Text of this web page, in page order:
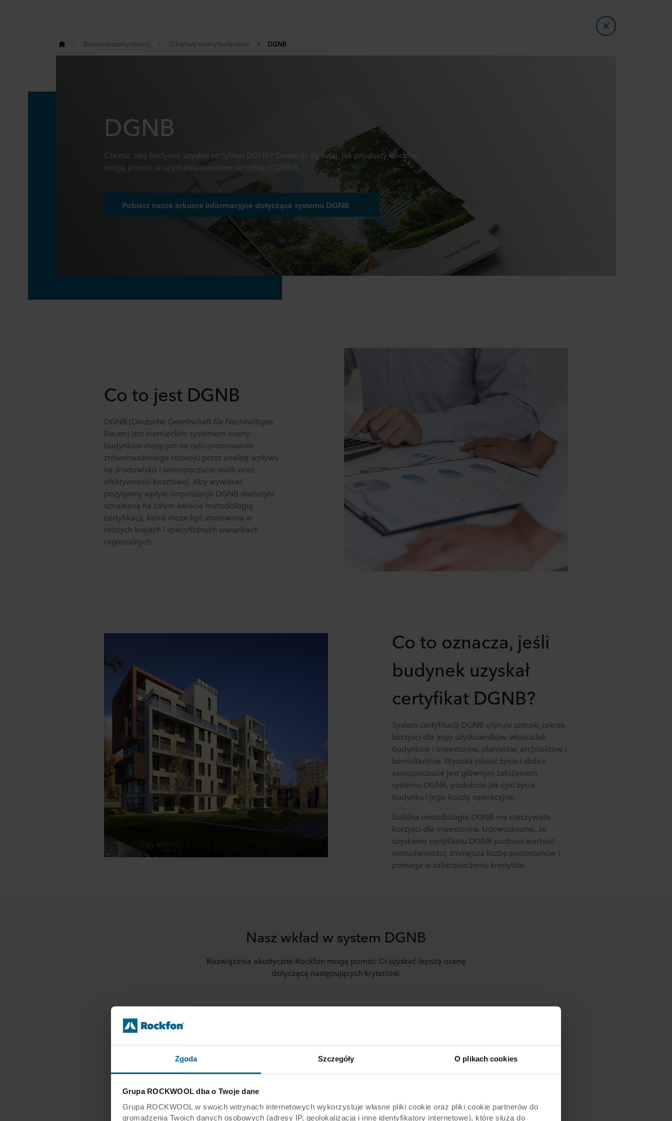
Zgoda Szczegóły O plikach cookies
Grupa ROCKWOOL dba o Twoje dane
Grupa ROCKWOOL w swoich witrynach internetowych wykorzystuje własne pliki cookie oraz pliki cookie partnerów do
gromadzenia Twoich danych osobowych (adresy IP, geolokalizacja i inne identyfikatory internetowe), które służą do
Zrównoważony rozwój Schematy oceny budynków DGNB
DGNB
Chcesz, aby budynek uzyskał certyfikat DGNB? Dowiedz się tutaj, jak produkty Rockfon
mogą pomóc w uzyskaniu punktów certyfikacji DGNB.
Pobierz nasze arkusze informacyjne dotyczące systemu DGNB
Co to jest DGNB
DGNB (Deutsche Gesellschaft für Nachhaltiges
Bauen) jest niemieckim systemem oceny
budynków mającym na celu promowanie
zrównoważonego rozwoju przez analizę wpływu
na środowisko i samopoczucie osób oraz
efektywności kosztowej. Aby wywierać
pozytywny wpływ, organizacja DGNB stworzyła
uznawaną na całym świecie metodologię
certyfikacji, która może być stosowana w
różnych krajach i specyficznych warunkach
regionalnych.
Co to oznacza, jeśli
budynek uzyskał
certyfikat DGNB?
System certyfikacji DGNB oferuje szeroki zakres
korzyści dla jego użytkowników, właścicieli
budynków i inwestorów, planistów, architektów i
konsultantów. Wysoka jakość życia i dobre
samopoczucie jest głównym założeniem
systemu DGNB, podobnie jak cykl życia
budynku i jego koszty operacyjne.
Solidna metodologia DGNB ma rzeczywiste
korzyści dla inwestorów. Udowodniono, że
uzyskanie certyfikatu DGNB podnosi wartość
nieruchomości, zmniejsza liczbę pustostanów i
pomaga w zabezpieczeniu kredytów.
Nasz wkład w system DGNB
Rozwiązania akustyczne Rockfon mogą pomóc Ci uzyskać lepszą ocenę
dotyczącą następujących kryteriów:
ENV 1.3.:
Zrównoważone wydobycie zasobów
Jakość ekonomiczna (ECO)
ECO 2.1.:
Elastyczność i możliwość adaptacji